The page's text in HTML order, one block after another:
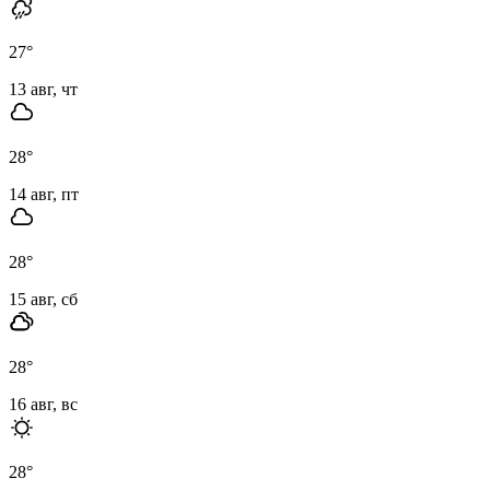
27°
13 авг, чт
28°
14 авг, пт
28°
15 авг, сб
28°
16 авг, вс
28°